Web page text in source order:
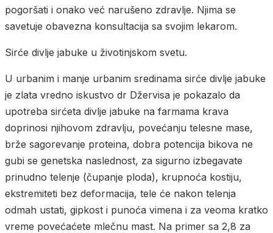
pogoršati i onako već narušeno zdravlje. Njima se
savetuje obavezna konsultacija sa svojim lekarom.
Sirće divlje jabuke u životinjskom svetu.
U urbanim i manje urbanim sredinama sirće divlje jabuke
je zlata vredno iskustvo dr Džervisa je pokazalo da
upotreba sirćeta divlje jabuke na farmama krava
doprinosi njihovom zdravlju, povećanju telesne mase,
brže sagorevanje proteina, dobra potencija bikova ne
gubi se genetska naslednost, za sigurno izbegavate
prinudno telenje (čupanje ploda), krupnoća kostiju,
ekstremiteti bez deformacija, tele će nakon telenja
odmah ustati, gipkost i punoća vimena i za veoma kratko
vreme povećaćete mlečnu mast. Na primer sa 2,8 za